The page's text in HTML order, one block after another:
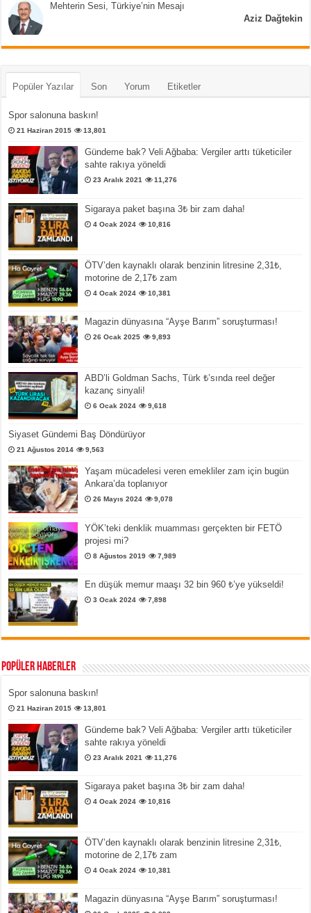
Mehterin Sesi, Türkiye’nin Mesajı
Aziz Dağtekin
Popüler Yazılar Son Yorum Etiketler
Spor salonuna baskın!
21 Haziran 2015 13,801
Gündeme bak? Veli Ağbaba: Vergiler arttı tüketiciler
sahte rakıya yöneldi
23 Aralık 2021 11,276
Sigaraya paket başına 3₺ bir zam daha!
4 Ocak 2024 10,816
ÖTV’den kaynaklı olarak benzinin litresine 2,31₺,
motorine de 2,17₺ zam
4 Ocak 2024 10,381
Magazin dünyasına “Ayşe Barım” soruşturması!
26 Ocak 2025 9,893
ABD’li Goldman Sachs, Türk ₺’sında reel değer
kazanç sinyali!
6 Ocak 2024 9,618
Siyaset Gündemi Baş Döndürüyor
21 Ağustos 2014 9,563
Yaşam mücadelesi veren emekliler zam için bugün
Ankara’da toplanıyor
26 Mayıs 2024 9,078
YÖK’teki denklik muamması gerçekten bir FETÖ
projesi mi?
8 Ağustos 2019 7,989
En düşük memur maaşı 32 bin 960 ₺’ye yükseldi!
3 Ocak 2024 7,898
Popüler Haberler
Spor salonuna baskın!
21 Haziran 2015 13,801
Gündeme bak? Veli Ağbaba: Vergiler arttı tüketiciler
sahte rakıya yöneldi
23 Aralık 2021 11,276
Sigaraya paket başına 3₺ bir zam daha!
4 Ocak 2024 10,816
ÖTV’den kaynaklı olarak benzinin litresine 2,31₺,
motorine de 2,17₺ zam
4 Ocak 2024 10,381
Magazin dünyasına “Ayşe Barım” soruşturması!